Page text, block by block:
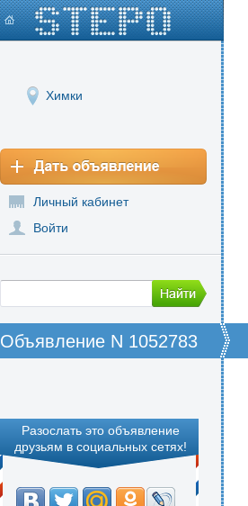
Химки
Личный кабинет
Войти
Объявление N 1052783
Разослать это объявление
друзьям в социальных сетях!